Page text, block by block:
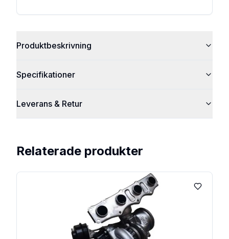
Produktbeskrivning
Specifikationer
Leverans & Retur
Relaterade produkter
Lägg till